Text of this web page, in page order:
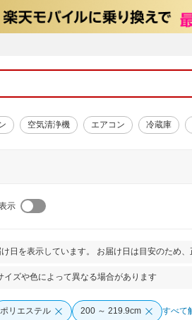
空気清浄機 エアコン 冷蔵庫
示
日を表示しています。 お届け日は目安のため
ズや色によって異なる場合があります
ポリエステル 200 ～ 219.9cm すべて